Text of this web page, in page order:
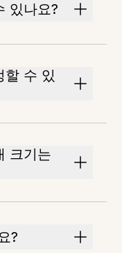
있나요?
할 수 있
크기는
?